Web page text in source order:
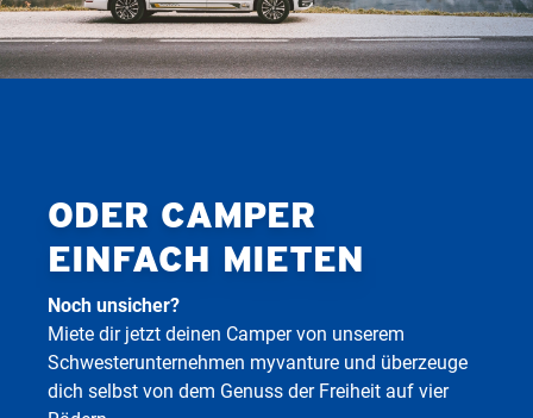
ODER CAMPER
EINFACH MIETEN
Noch unsicher?
Miete dir jetzt deinen Camper von unserem
Schwesterunternehmen myvanture und überzeuge
dich selbst von dem Genuss der Freiheit auf vier